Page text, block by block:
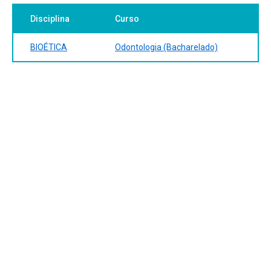
Disciplina Curso
BIOÉTICA Odontologia (Bacharelado)